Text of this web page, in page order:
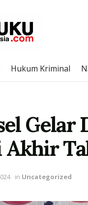
Hukum Kriminal
Gelar
Akhir
in Uncategorized